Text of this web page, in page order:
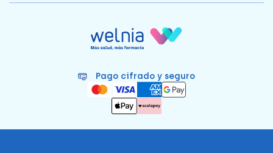
Pago cifrado y seguro